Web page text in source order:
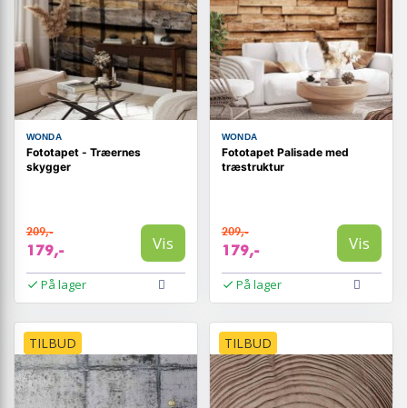
WONDA
Fototapet - Træernes
skygger
209,-
179,- Vis
På lager
WONDA
Fototapet Palisade med
træstruktur
209,-
179,- Vis
På lager
TILBUD TILBUD